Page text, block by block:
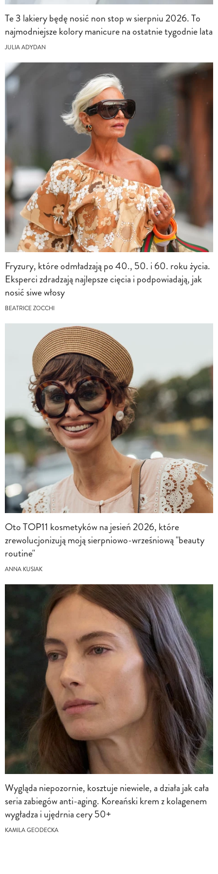
Te 3 lakiery będę nosić non stop w sierpniu 2026. To
najmodniejsze kolory manicure na ostatnie tygodnie lata
JULIA ADYDAN
Fryzury, które odmładzają po 40., 50. i 60. roku życia.
Eksperci zdradzają najlepsze cięcia i podpowiadają, jak
nosić siwe włosy
BEATRICE ZOCCHI
Oto TOP11 kosmetyków na jesień 2026, które
zrewolucjonizują moją sierpniowo-wrześniową "beauty
routine"
ANNA KUSIAK
Wygląda niepozornie, kosztuje niewiele, a działa jak cała
seria zabiegów anti-aging. Koreański krem z kolagenem
wygładza i ujędrnia cery 50+
KAMILA GEODECKA